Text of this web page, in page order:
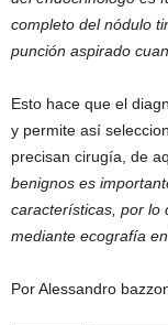
completo del nódulo
punción aspirado
Esto hace que el
y permite así
precisan cirugía, de
benignos es
características, por lo
mediante ecografía
Por Alessandro